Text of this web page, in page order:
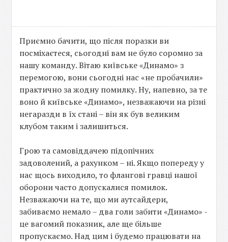
Приємно бачити, що після поразки ви
посміхаєтеся, сьогодні вам не було соромно за
нашу команду. Вітаю київське «Динамо» з
перемогою, вони сьогодні нас «не пробачили»
практично за жодну помилку. Ну, напевно, за те
воно й київське «Динамо», незважаючи на різні
негаразди в їх стані – він як був великим
клубом таким і залишиться.
Грою та самовіддачею підопічних
задоволений, а рахунком – ні. Якщо попереду у
нас щось виходило, то флангові гравці нашої
оборони часто допускалися помилок.
Незважаючи на те, що ми аутсайдери,
забиваємо немало – два голи забити «Динамо» -
це вагомий показник, але ще більше
пропускаємо. Над цим і будемо працювати на